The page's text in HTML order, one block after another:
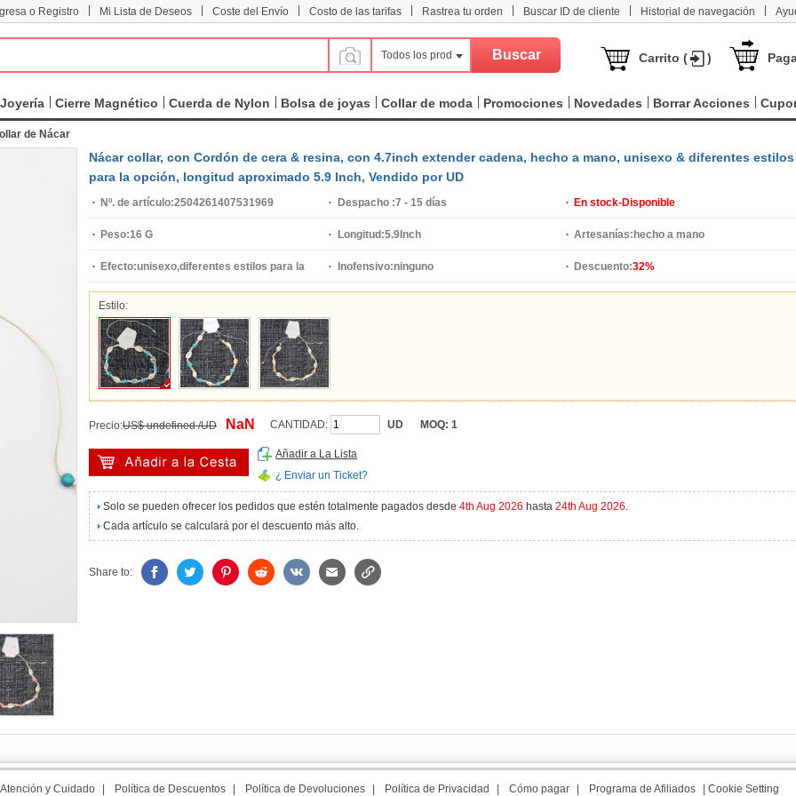
o Registro Mi Lista de Deseos Coste del Envío Costo de las tarifas Rastrea tu orden Buscar ID de cliente Historial de navegación
Todos los productos Carrito ( )
Cierre Magnético Cuerda de Nylon Bolsa de joyas Collar de moda Promociones Novedades Borrar Acciones
de Nácar
Nácar collar, con Cordón de cera & resina, con 4.7inch extender cadena, hecho a mano, unisexo & diferentes estilos
para la opción, longitud aproximado 5.9 Inch, Vendido por UD
Nº. de artículo:2504261407531969 Despacho :7 - 15 días En stock-Disponible
Peso:16 G Longitud:5.9Inch Artesanías: hecho a mano
Efecto:unisexo,diferentes estilos para la
opción
Inofensivo:ninguno Descuento:32%
Estilo:
Precio:US$ undefined /UD NaN CANTIDAD: UD MOQ: 1
Añadir a La Lista
¿ Enviar un Ticket?
Solo se pueden ofrecer los pedidos que estén totalmente pagados desde 4th Aug 2026 hasta 24th Aug 2026.
Cada artículo se calculará por el descuento más alto.
Share to:
Atención y Cuidado Política de Descuentos Política de Devoluciones Política de Privacidad Cómo pagar Programa de Afiliados Cookie Setting